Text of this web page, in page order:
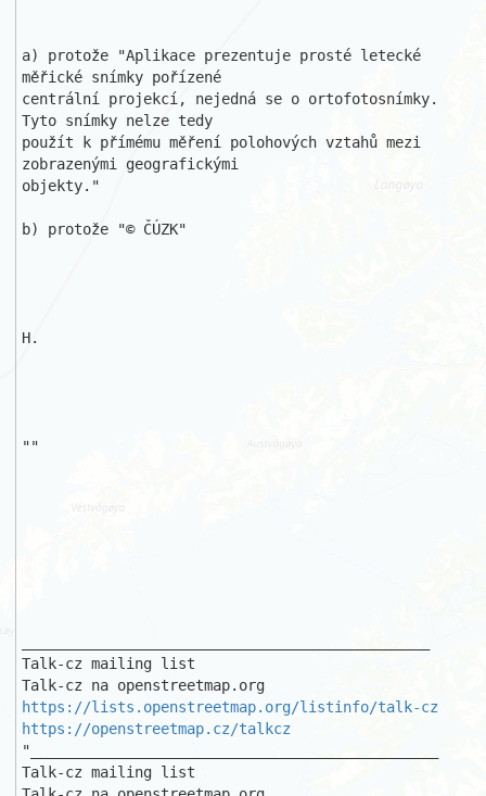
a) protože "Aplikace prezentuje prosté letecké
měřické snímky pořízené
centrální projekcí, nejedná se o ortofotosnímky.
Tyto snímky nelze tedy
použít k přímému měření polohových vztahů mezi
zobrazenými geografickými
objekty."
b) protože "© ČÚZK"
H.
""
Talk-cz mailing list
https://lists.openstreetmap.org/listinfo/talk-cz
https://openstreetmap.cz/talkcz
"_______________________________________________
Talk-cz mailing list